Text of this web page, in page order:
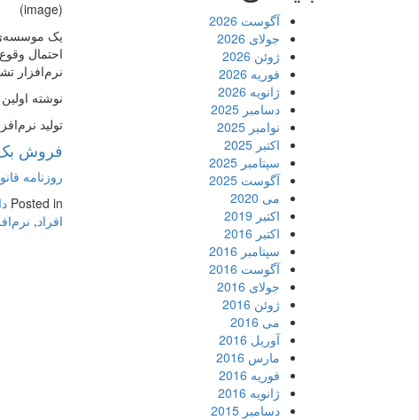
(image)
یک موسسه‌ی
احتمال
نرم‌افزار
نوشته
تولید
فروش
روزنامه
Posted in
افراد,
آگوست 2026
جولای 2026
ژوئن 2026
فوریه 2026
ژانویه 2026
دسامبر 2025
نوامبر 2025
اکتبر 2025
سپتامبر 2025
آگوست 2025
می 2020
اکتبر 2019
اکتبر 2016
سپتامبر 2016
آگوست 2016
جولای 2016
ژوئن 2016
می 2016
آوریل 2016
مارس 2016
فوریه 2016
ژانویه 2016
دسامبر 2015